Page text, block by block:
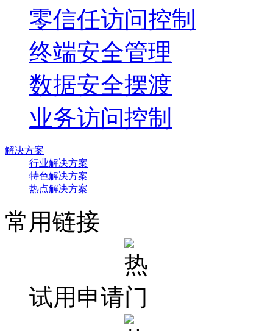
零信任访问控制
终端安全管理
数据安全摆渡
业务访问控制
解决方案
行业解决方案
特色解决方案
热点解决方案
常用链接
试用申请